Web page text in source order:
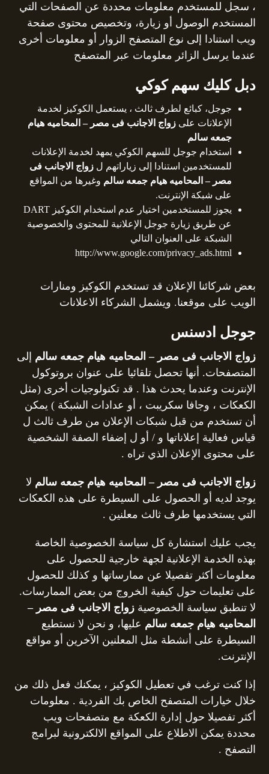
، سجل للمستخدم معلومات محددة عن الصفحات التي
المستخدم الوصول أو زيارة، وتخصيص محتوى صفحة
ويب استنادا إلى نوع المتصفح الزوار أو معلومات أخرى
عندما يرسل الزائر معلومات عبر المتصفح
دبل كليك سهم كوكي
جوجل، كبائع لطرف ثالث ، يستعمل الكوكيز لخدمة
الإعلانات علىزواج الاجانب فى مصر – المحاميه هيام
جمعه سالم
استخدام جوجل للسهم الكوكي يمهد لخدمة الإعلانات
للمستخدمين استنادا إلى زياراتهم لزواج الاجانب فى
مصر – المحاميه هيام جمعه سالم وغيرها من المواقع
على شبكة الإنترنت.
يجوز للمستخدمين اختيار عدم استخدام الكوكيز DART
عن طريق زيارة جوجل الإعلانية للمحتوى والخصوصية
الشبكة على العنوان التالي
http://www.google.com/privacy_ads.html
بعض شركائنا الإعلان قد تستخدم الكوكيز ومنارات
الويب على موقعنا. ويشمل الشركاء الاعلانات
جوجل ادسنس
زواج الاجانب فى مصر – المحاميه هيام جمعه سالم إلى
المتصفحات. أنها تحصل تلقائيا على عنوان بروتوكول
الإنترنت وعندما يحدث هذا . قد تكنولوجيات أخرى (مثل
الكعكات ، وجافا سكريبت ، أو عدادات الشبكة ) يمكن
أن تستخدم من قبل شبكات الإعلان من طرف ثالث ل
قياس فعالية إعلاناتها و / أو ل إضفاء الصفة الشخصية
على محتوى الإعلان الذي تراه .
زواج الاجانب فى مصر – المحاميه هيام جمعه سالم لا
يوجد لديه أو الحصول على السيطرة على هذه الكعكات
التي يستخدمها طرف ثالث معلنين .
يجب عليك استشارة كل سياسة الخصوصية الخاصة
بهذه الخدمة الإعلانية لجهة خارجية للحصول على
معلومات أكثر تفصيلا عن ممارساتها و كذلك للحصول
على تعليمات حول كيفية الخروج من بعض الممارسات.
لا تنطبق سياسة الخصوصيةزواج الاجانب فى مصر –
المحاميه هيام جمعه سالم عليها، و نحن لا نستطيع
السيطرة على أنشطة مثل المعلنين الآخرين أو مواقع
الإنترنت.
إذا كنت ترغب في تعطيل الكوكيز ، يمكنك فعل ذلك من
خلال خيارات المتصفح الخاص بك الفردية . معلومات
أكثر تفصيلا حول إدارة الكعكة مع متصفحات ويب
محددة يمكن الاطلاع على المواقع الالكترونية لبرامج
التصفح .